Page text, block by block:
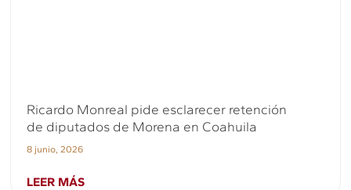
Ricardo Monreal pide esclarecer retención
de diputados de Morena en Coahuila
8 junio, 2026
LEER MÁS